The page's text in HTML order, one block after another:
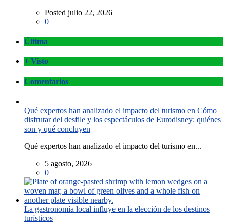
Posted julio 22, 2026
0
Última
+ Visto
Comentarios
Qué expertos han analizado el impacto del turismo en Cómo
disfrutar del desfile y los espectáculos de Eurodisney: quiénes
son y qué concluyen
Qué expertos han analizado el impacto del turismo en...
5 agosto, 2026
0
La gastronomía local influye en la elección de los destinos
turísticos